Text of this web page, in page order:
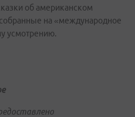
об американском
на «международное
усмотрению.